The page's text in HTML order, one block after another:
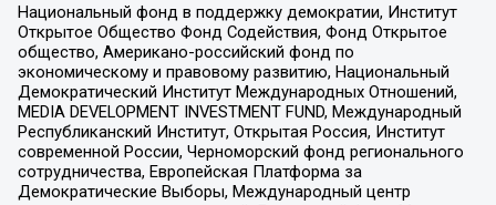
Национальный фонд в поддержку демократии, Институт
Открытое Общество Фонд Содействия, Фонд Открытое
общество, Американо-российский фонд по
экономическому и правовому развитию, Национальный
Демократический Институт Международных Отношений,
MEDIA DEVELOPMENT INVESTMENT FUND, Международный
Республиканский Институт, Открытая Россия, Институт
современной России, Черноморский фонд регионального
сотрудничества, Европейская Платформа за
Демократические Выборы, Международный центр